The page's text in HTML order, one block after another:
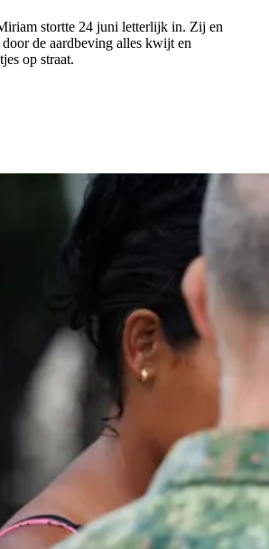
stortte 24 juni letterlijk in. Zij en
de aardbeving alles kwijt en
op straat.